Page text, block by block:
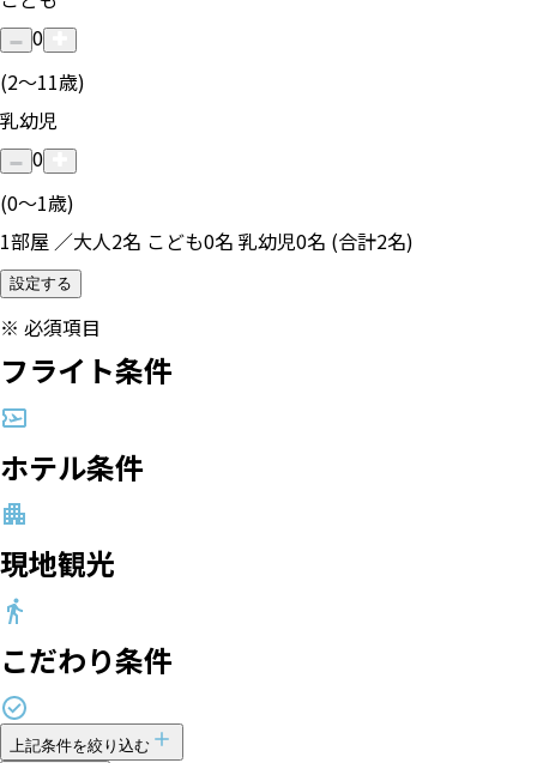
0
(2〜11歳)
乳幼児
0
(0〜1歳)
1部屋 ／大人2名 こども0名 乳幼児0名 (合計2名)
設定する
※ 必須項目
フライト条件
ホテル条件
現地観光
こだわり条件
上記条件を絞り込む